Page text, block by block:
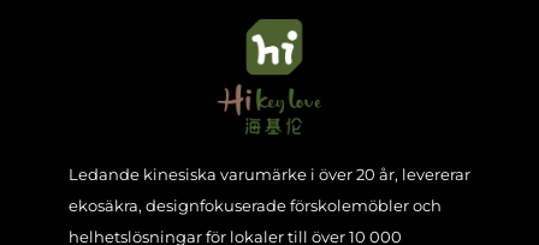
Ledande kinesiska varumärke i över 20 år, levererar
ekosäkra, designfokuserade förskolemöbler och
helhetslösningar för lokaler till över 10 000